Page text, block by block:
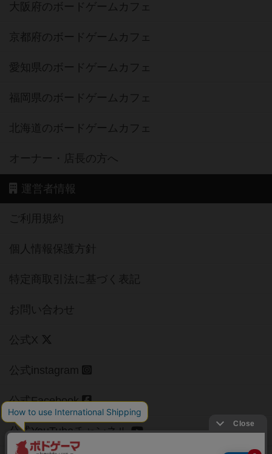
大阪府のボードゲームカフェ
京都府のボードゲームカフェ
愛知県のボードゲームカフェ
福岡県のボードゲームカフェ
北海道のボードゲームカフェ
オーナー・店長の方へ
運営者情報
ご利用規約
個人情報保護方針
特定商取引法に基づく表記
お問い合わせ
公式X
公式instagram
公式Facebook
公式YouTubeチャンネル